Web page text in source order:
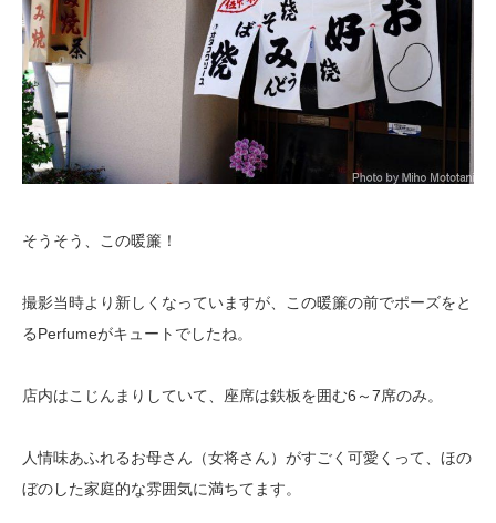
そうそう、この暖簾！
撮影当時より新しくなっていますが、この暖簾の前でポーズをと
るPerfumeがキュートでしたね。
店内はこじんまりしていて、座席は鉄板を囲む6～7席のみ。
人情味あふれるお母さん（女将さん）がすごく可愛くって、ほの
ぼのした家庭的な雰囲気に満ちてます。